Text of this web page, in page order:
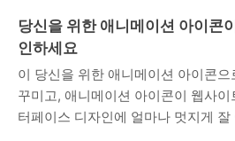
당신을 위한 애니메이션 아이콘
인하세요
이 당신을 위한 애니메이션 아이콘
꾸미고, 애니메이션 아이콘이 웹사
터페이스 디자인에 얼마나 멋지게